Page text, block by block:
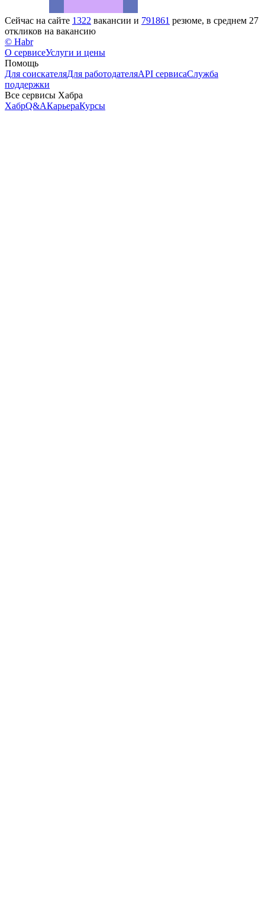
Сейчас на сайте 1322 вакансии и 791861 резюме, в среднем 27
откликов на вакансию
© Habr
О сервисеУслуги и цены
Помощь
Для соискателяДля работодателяAPI сервисаСлужба
поддержки
Все сервисы Хабра
ХабрQ&AКарьераКурсы